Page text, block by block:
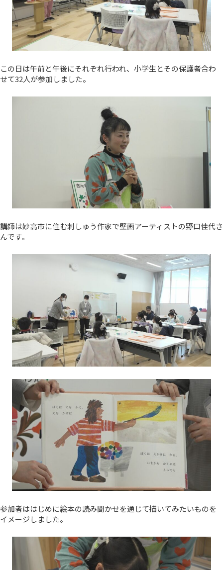
この日は午前と午後にそれぞれ行われ、小学生とその保護者合わ
せて32人が参加しました。
講師は妙高市に住む刺しゅう作家で壁画アーティストの野口佳代さ
んです。
参加者ははじめに絵本の読み聞かせを通じて描いてみたいものを
イメージしました。